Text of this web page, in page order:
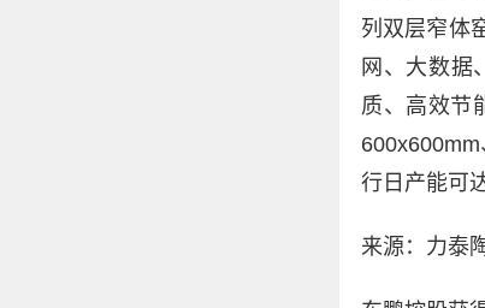
列双层窄体
网、大数据
质、高效节
行日产能可
来源：力泰